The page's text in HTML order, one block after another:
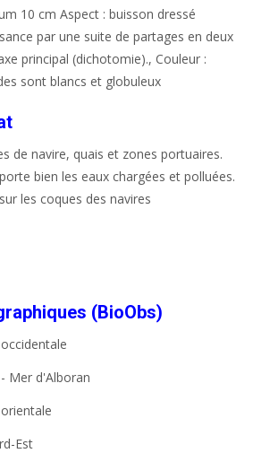
10 cm Aspect : buisson dressé
par une suite de partages en deux
principal (dichotomie)., Couleur :
sont blancs et globuleux
de navire, quais et zones portuaires.
bien les eaux chargées et polluées.
les coques des navires
(BioObs)
Mer d'Alboran
Est